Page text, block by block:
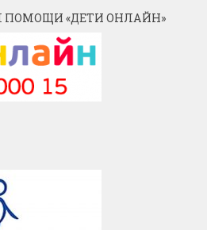
ПОМОЩИ «ДЕТИ ОНЛАЙН»